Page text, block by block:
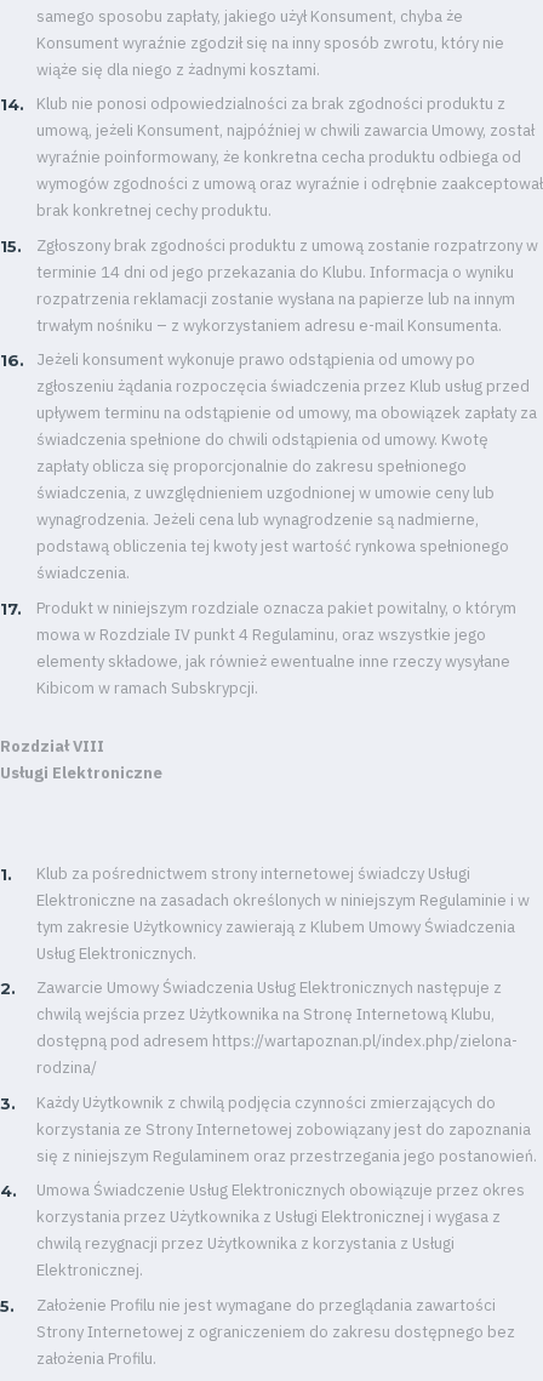
samego sposobu zapłaty, jakiego użył Konsument, chyba że
Konsument wyraźnie zgodził się na inny sposób zwrotu, który nie
wiąże się dla niego z żadnymi kosztami.
Klub nie ponosi odpowiedzialności za brak zgodności produktu z
umową, jeżeli Konsument, najpóźniej w chwili zawarcia Umowy, został
wyraźnie poinformowany, że konkretna cecha produktu odbiega od
wymogów zgodności z umową oraz wyraźnie i odrębnie zaakceptował
brak konkretnej cechy produktu.
Zgłoszony brak zgodności produktu z umową zostanie rozpatrzony w
terminie 14 dni od jego przekazania do Klubu. Informacja o wyniku
rozpatrzenia reklamacji zostanie wysłana na papierze lub na innym
trwałym nośniku – z wykorzystaniem adresu e-mail Konsumenta.
Jeżeli konsument wykonuje prawo odstąpienia od umowy po
zgłoszeniu żądania rozpoczęcia świadczenia przez Klub usług przed
upływem terminu na odstąpienie od umowy, ma obowiązek zapłaty za
świadczenia spełnione do chwili odstąpienia od umowy. Kwotę
zapłaty oblicza się proporcjonalnie do zakresu spełnionego
świadczenia, z uwzględnieniem uzgodnionej w umowie ceny lub
wynagrodzenia. Jeżeli cena lub wynagrodzenie są nadmierne,
podstawą obliczenia tej kwoty jest wartość rynkowa spełnionego
świadczenia.
Produkt w niniejszym rozdziale oznacza pakiet powitalny, o którym
mowa w Rozdziale IV punkt 4 Regulaminu, oraz wszystkie jego
elementy składowe, jak również ewentualne inne rzeczy wysyłane
Kibicom w ramach Subskrypcji.
Rozdział VIII
Usługi Elektroniczne
Klub za pośrednictwem strony internetowej świadczy Usługi
Elektroniczne na zasadach określonych w niniejszym Regulaminie i w
tym zakresie Użytkownicy zawierają z Klubem Umowy Świadczenia
Usług Elektronicznych.
Zawarcie Umowy Świadczenia Usług Elektronicznych następuje z
chwilą wejścia przez Użytkownika na Stronę Internetową Klubu,
dostępną pod adresem https://wartapoznan.pl/index.php/zielona-
rodzina/
Każdy Użytkownik z chwilą podjęcia czynności zmierzających do
korzystania ze Strony Internetowej zobowiązany jest do zapoznania
się z niniejszym Regulaminem oraz przestrzegania jego postanowień.
Umowa Świadczenie Usług Elektronicznych obowiązuje przez okres
korzystania przez Użytkownika z Usługi Elektronicznej i wygasa z
chwilą rezygnacji przez Użytkownika z korzystania z Usługi
Elektronicznej.
Założenie Profilu nie jest wymagane do przeglądania zawartości
Strony Internetowej z ograniczeniem do zakresu dostępnego bez
założenia Profilu.